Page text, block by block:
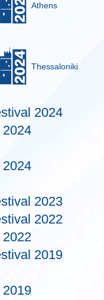
Athens
Thessaloniki
2024
2023
2022
2019